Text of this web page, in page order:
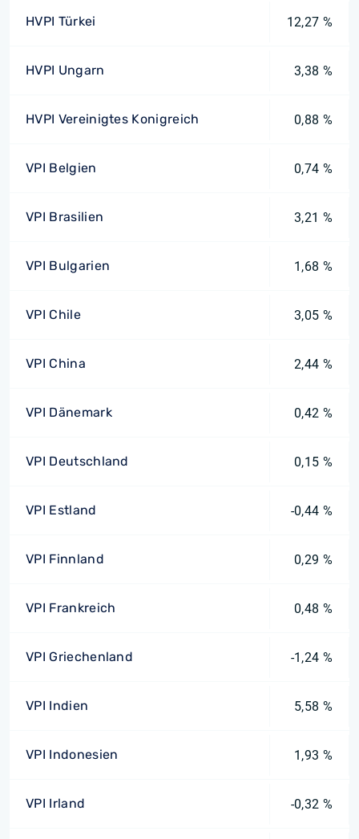
HVPI Türkei 12,27 %
HVPI Ungarn 3,38 %
HVPI Vereinigtes Konigreich 0,88 %
VPI Belgien 0,74 %
VPI Brasilien 3,21 %
VPI Bulgarien 1,68 %
VPI Chile 3,05 %
VPI China 2,44 %
VPI Dänemark 0,42 %
VPI Deutschland 0,15 %
VPI Estland -0,44 %
VPI Finnland 0,29 %
VPI Frankreich 0,48 %
VPI Griechenland -1,24 %
VPI Indien 5,58 %
VPI Indonesien 1,93 %
VPI Irland -0,32 %